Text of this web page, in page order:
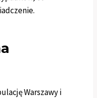
Warszawy i